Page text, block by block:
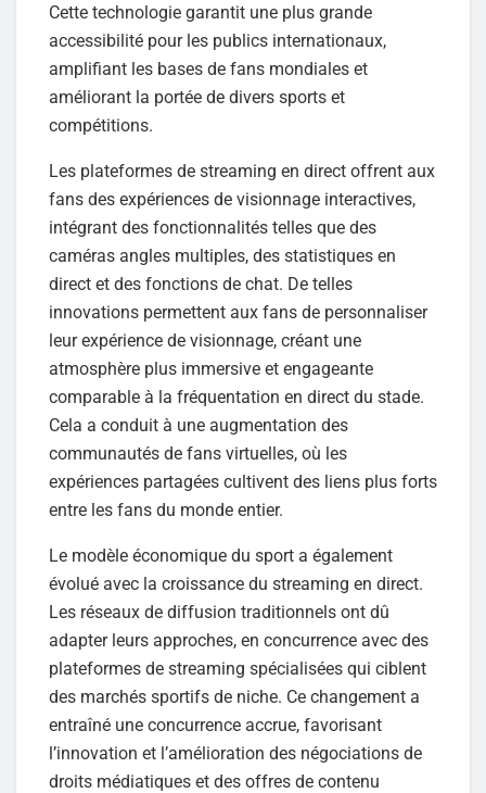
Cette technologie garantit une plus grande
accessibilité pour les publics internationaux,
amplifiant les bases de fans mondiales et
améliorant la portée de divers sports et
compétitions.
Les plateformes de streaming en direct offrent aux
fans des expériences de visionnage interactives,
intégrant des fonctionnalités telles que des
caméras angles multiples, des statistiques en
direct et des fonctions de chat. De telles
innovations permettent aux fans de personnaliser
leur expérience de visionnage, créant une
atmosphère plus immersive et engageante
comparable à la fréquentation en direct du stade.
Cela a conduit à une augmentation des
communautés de fans virtuelles, où les
expériences partagées cultivent des liens plus forts
entre les fans du monde entier.
Le modèle économique du sport a également
évolué avec la croissance du streaming en direct.
Les réseaux de diffusion traditionnels ont dû
adapter leurs approches, en concurrence avec des
plateformes de streaming spécialisées qui ciblent
des marchés sportifs de niche. Ce changement a
entraîné une concurrence accrue, favorisant
l’innovation et l’amélioration des négociations de
droits médiatiques et des offres de contenu